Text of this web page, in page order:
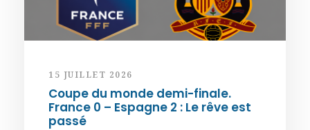
15 JUILLET 2026
Coupe du monde demi-finale.
France 0 – Espagne 2 : Le rêve est
passé